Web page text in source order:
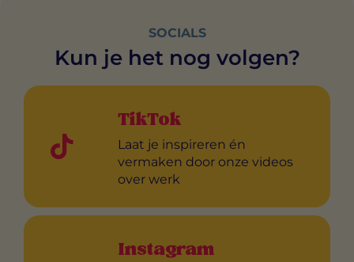
SOCIALS
Kun je het nog volgen?
TikTok
Laat je inspireren én
vermaken door onze videos
over werk
Instagram